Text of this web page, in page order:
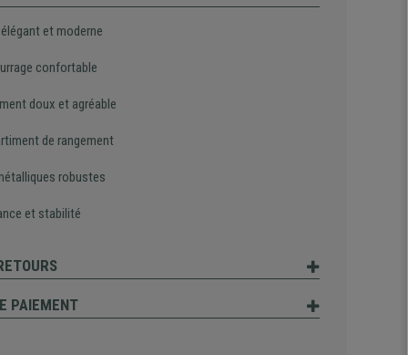
et moderne
confortable
doux et agréable
de rangement
robustes
et stabilité
PAIEMENT